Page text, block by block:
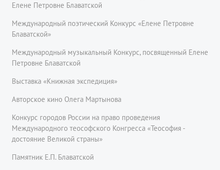
Елене Петровне Блаватской
Международный поэтический Конкурс «Елене Петровне
Блаватской»
Международный музыкальный Конкурс, посвященный Елене
Петровне Блаватской
Выставка «Книжная экспедиция»
Авторское кино Олега Мартынова
Конкурс городов России на право проведения
Международного теософского Конгресса «Теософия -
достояние Великой страны»
Памятник Е.П. Блаватской